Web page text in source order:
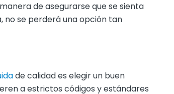
de asegurarse que se sienta
no se perderá una opción tan
de calidad es elegir un buen
a estrictos códigos y estándares